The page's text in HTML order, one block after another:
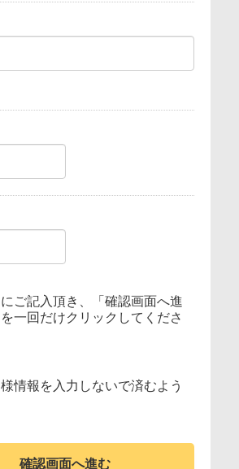
ご記入頂き、「確認画面へ進
一回だけクリックしてくださ
情報を入力しないで済むよう
確認画面へ進む